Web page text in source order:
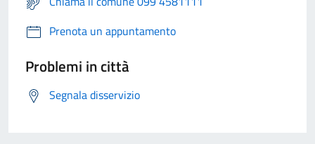
Prenota un appuntamento
Problemi in città
Segnala disservizio